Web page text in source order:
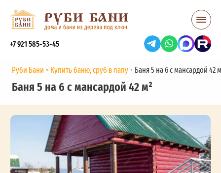
+7 921 585-53-45
Руби Бани Купить баню, сруб в лапу Баня 5 на 6 с мансардой 42
Баня 5 на 6 с мансардой 42 м²